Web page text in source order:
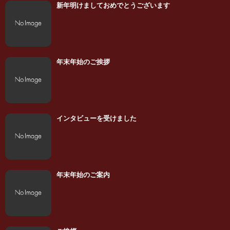
新年明けましておめでとうございます
年末年始のご挨拶
インタビューを受けました
年末年始のご案内